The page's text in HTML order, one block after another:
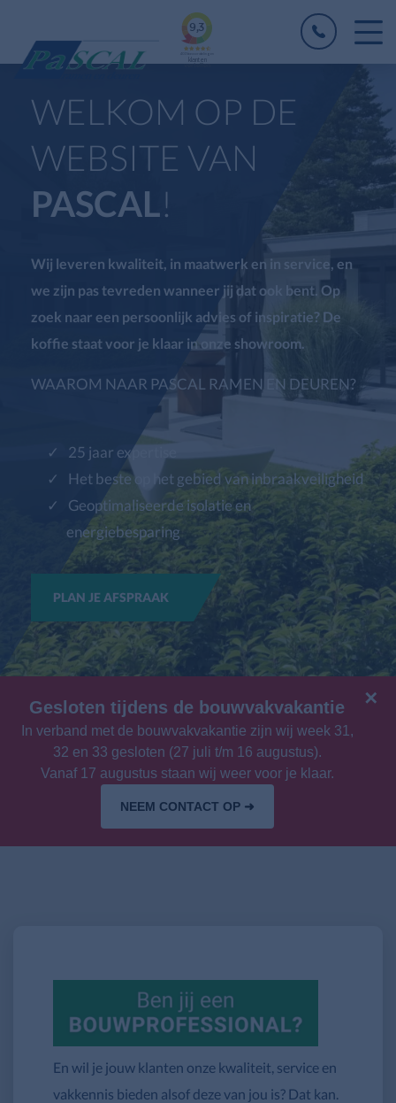
WELKOM OP DE
WEBSITE VAN
PASCAL!
Wij leveren kwaliteit, in maatwerk en in service, en
we zijn pas tevreden wanneer jij dat ook bent. Op
zoek naar een persoonlijk advies of inspiratie? De
koffie staat voor je klaar in onze showroom.
WAAROM NAAR PASCAL RAMEN EN DEUREN?
25 jaar expertise
Het beste op het gebied van inbraakveiligheid
Geoptimaliseerde isolatie en
energiebesparing
PLAN JE AFSPRAAK
✕
Gesloten tijdens de bouwvakvakantie
In verband met de bouwvakvakantie zijn wij week 31,
32 en 33 gesloten (27 juli t/m 16 augustus).
Vanaf 17 augustus staan wij weer voor je klaar.
NEEM CONTACT OP ➜
En wil je jouw klanten onze kwaliteit, service en
vakkennis bieden alsof deze van jou is? Dat kan.